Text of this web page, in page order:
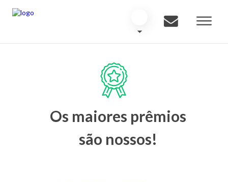
Os maiores prêmios
são nossos!